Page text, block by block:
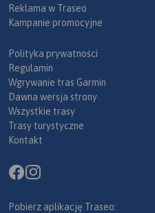
Reklama w Traseo
Kampanie promocyjne
Polityka prywatności
Regulamin
Wgrywanie tras Garmin
Dawna wersja strony
Wszystkie trasy
Trasy turystyczne
Kontakt
Pobierz aplikację Traseo: